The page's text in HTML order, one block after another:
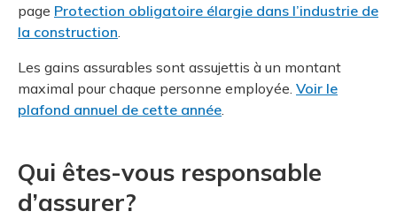
page Protection obligatoire élargie dans l’industrie de
la construction.
Les gains assurables sont assujettis à un montant
maximal pour chaque personne employée. Voir le
plafond annuel de cette année.
Qui êtes-vous responsable
d’assurer?